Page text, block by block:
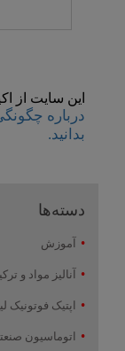
این سایت از
درباره
بدانید.
دسته‌ها
آموزش
آنالیز مواد و
اپتیک فوتونیک
اتوماسیون